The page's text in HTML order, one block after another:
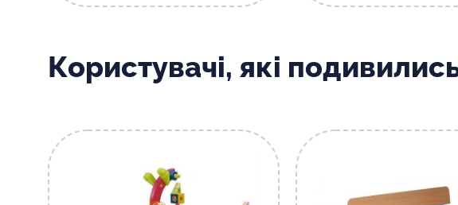
Користувачі, які